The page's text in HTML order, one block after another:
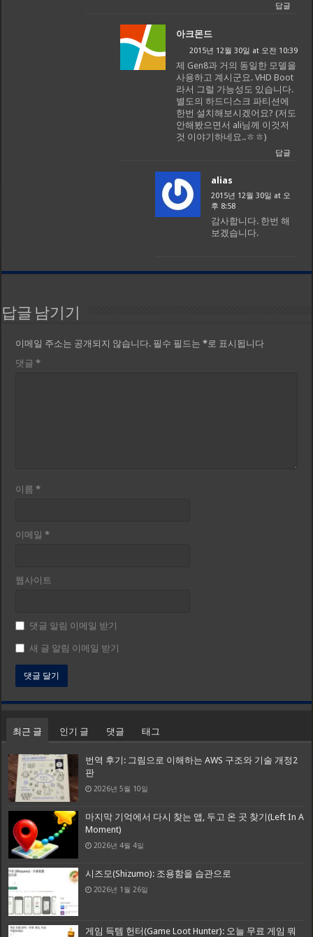
답글
아크몬드
2015년 12월 30일 at 오전 10:39
제 Gen8과 거의 동일한 모델을
사용하고 계시군요. VHD Boot
라서 그럴 가능성도 있습니다.
별도의 하드디스크 파티션에
한번 설치해보시겠어요? (저도
안해봤으면서 ali님께 이것저
것 이야기하네요..ㅎㅎ)
답글
alias
2015년 12월 30일 at 오
후 8:58
감사합니다. 한번 해
보겠습니다.
답글 남기기
이메일 주소는 공개되지 않습니다. 필수 필드는*로 표시됩니다
댓글*
이름*
이메일*
웹사이트
댓글 알림 이메일 받기
새 글 알림 이메일 받기
최근 글 인기 글 댓글 태그
번역 후기: 그림으로 이해하는 AWS 구조와 기술 개정2
판
2026년 5월 10일
마지막 기억에서 다시 찾는 앱, 두고 온 곳 찾기(Left In A
Moment)
2026년 4월 4일
시즈모(Shizumo): 조용함을 습관으로
2026년 1월 26일
게임 득템 헌터(Game Loot Hunter): 오늘 무료 게임 뭐